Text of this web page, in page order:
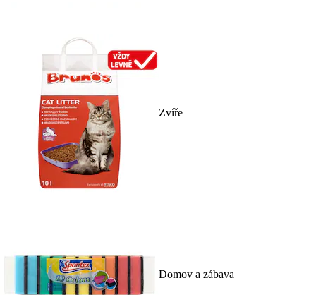
Zvíře
Domov a zábava